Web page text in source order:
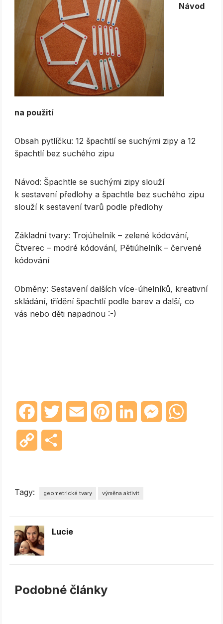
Návod
na použití
Obsah pytlíčku: 12 špachtlí se suchými zipy a 12
špachtlí bez suchého zipu
Návod: Špachtle se suchými zipy slouží
k sestavení předlohy a špachtle bez suchého zipu
slouží k sestavení tvarů podle předlohy
Základní tvary: Trojúhelník – zelené kódování,
Čtverec – modré kódování, Pětiúhelník – červené
kódování
Obměny: Sestavení dalších více-úhelníků, kreativní
skládání, třídění špachtlí podle barev a další, co
vás nebo děti napadnou :-)
FacebookTwitter Email PinterestLinkedInMessenger
Copy
Tagy: geometrické tvary výměna aktivit
Lucie
Podobné články